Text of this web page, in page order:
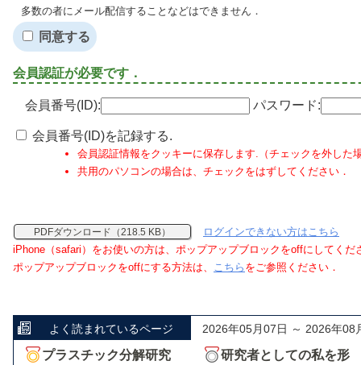
多数の者にメール配信することなどはできません．
同意する
会員認証が必要です．
会員番号(ID): パスワード:
会員番号(ID)を記録する.
会員認証情報をクッキーに保存します.（チェックを外した
共用のパソコンの場合は、チェックをはずしてください．
PDFダウンロード（218.5 KB）
ログインできない方はこちら
iPhone（safari）をお使いの方は、ポップアップブロックをoffにしてくだ
ポップアップブロックをoffにする方法は、 こちら をご参照ください．
よく読まれているページ 2026年05月07日 ～ 2026年08
プラスチック分解研究
研究者としての私を形